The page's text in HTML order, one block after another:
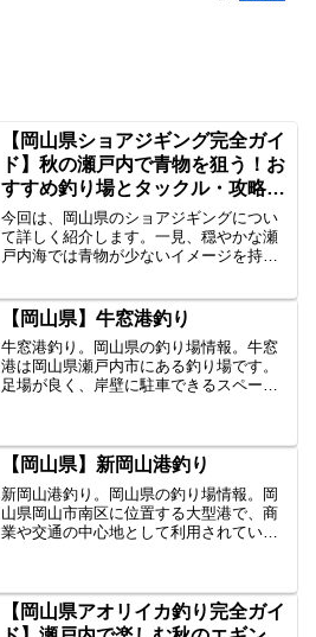
【岡山県ショアジギング完全ガイ
ド】秋の瀬戸内で青物を狙う！お
すすめ釣り場とタックル・攻略法
を徹底解説
今回は、岡山県のショアジギングについ
て詳しく紹介します。一見、穏やかな瀬
戸内海では青物が少ないイメージを持つ
なる隠れた好フィールドなんです！ 岡山
県で秋に狙えるターゲット 秋の岡山沿岸
は、イワシやサヨリ、コノシロなどのベ
イトが豊富です。
【岡山県】牛窓港釣り
牛窓港釣り。岡山県の釣り場情報。牛窓
港は岡山県瀬戸内市にある釣り場です。
足場が良く、岸壁に駐車できるスペース
キ釣りでアジ、イワシ、サバ、サヨリな
ど。落とし込み釣りやフカセ釣りでチ
ヌ。春はメバル、春秋はアオリイカ。
【岡山県】新岡山港釣り
新岡山港釣り。岡山県の釣り場情報。岡
山県岡山市南区に位置する大型港で、商
業や交通の中心地として利用されていま
幅広い釣り人に支持されています。岡山
市内からのアクセスが良く、駐車場も整
【岡山県アオリイカ釣り完全ガイ